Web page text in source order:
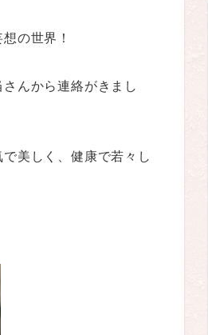
の世界！
んから連絡がきまし
美しく、健康で若々し